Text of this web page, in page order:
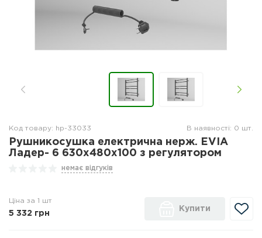
Код товару: hp-33033 В наявності: 0 шт.
Рушникосушка електрична нерж. EVIA
Ладер- 6 630х480х100 з регулятором
немає відгуків
Ціна за 1 шт
5 332 грн
Купити